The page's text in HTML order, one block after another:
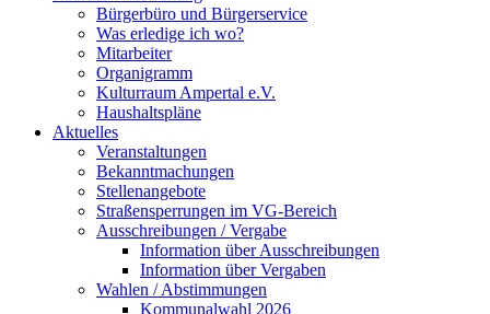
Bürgerbüro und Bürgerservice
Was erledige ich wo?
Mitarbeiter
Organigramm
Kulturraum Ampertal e.V.
Haushaltspläne
Aktuelles
Veranstaltungen
Bekanntmachungen
Stellenangebote
Straßensperrungen im VG-Bereich
Ausschreibungen / Vergabe
Information über Ausschreibungen
Information über Vergaben
Wahlen / Abstimmungen
Kommunalwahl 2026